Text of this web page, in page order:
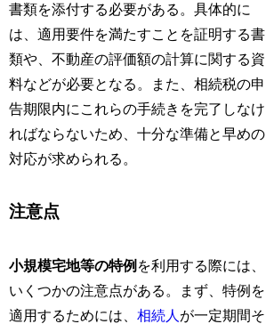
書類を添付する必要がある。具体的に
は、適用要件を満たすことを証明する書
類や、不動産の評価額の計算に関する資
料などが必要となる。また、相続税の申
告期限内にこれらの手続きを完了しなけ
ればならないため、十分な準備と早めの
対応が求められる。
注意点
小規模宅地等の特例 を利用する際には、
いくつかの注意点がある。まず、特例を
適用するためには、相続人 が一定期間そ